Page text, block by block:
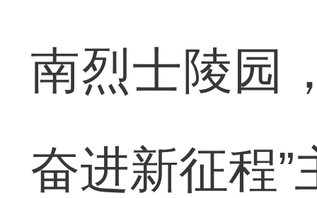
南烈士陵园
奋进新征程